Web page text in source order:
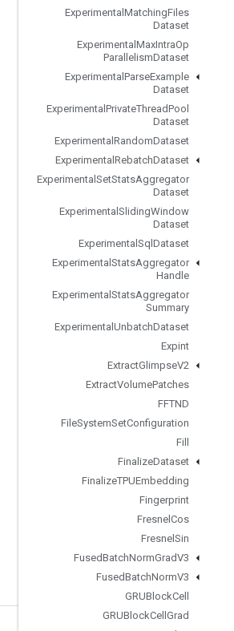
Experimental MatchingFiles
Dataset
Experimental MaxIntraOp
ParallelismDataset
Experimental ParseExample
Dataset
Experimental PrivateThreadPool
Dataset
Experimental RandomDataset
Experimental RebatchDataset
Experimental SetStatsAggregator
Dataset
Experimental SlidingWindow
Dataset
Experimental Sql Dataset
Experimental StatsAggregator
Handle
Experimental StatsAggregator
Summary
Experimental UnbatchDataset
Expint
ExtractGlimpseV2
ExtractVolumePatches
FFTND
FileSystemSetConfiguration
Fill
FinalizeDataset
FinalizeTPUEmbedding
Fingerprint
Fresnel Cos
Fresnel Sin
FusedBatchNormGradV3
FusedBatchNormV3
GRUBlockCell
GRUBlockCell Grad